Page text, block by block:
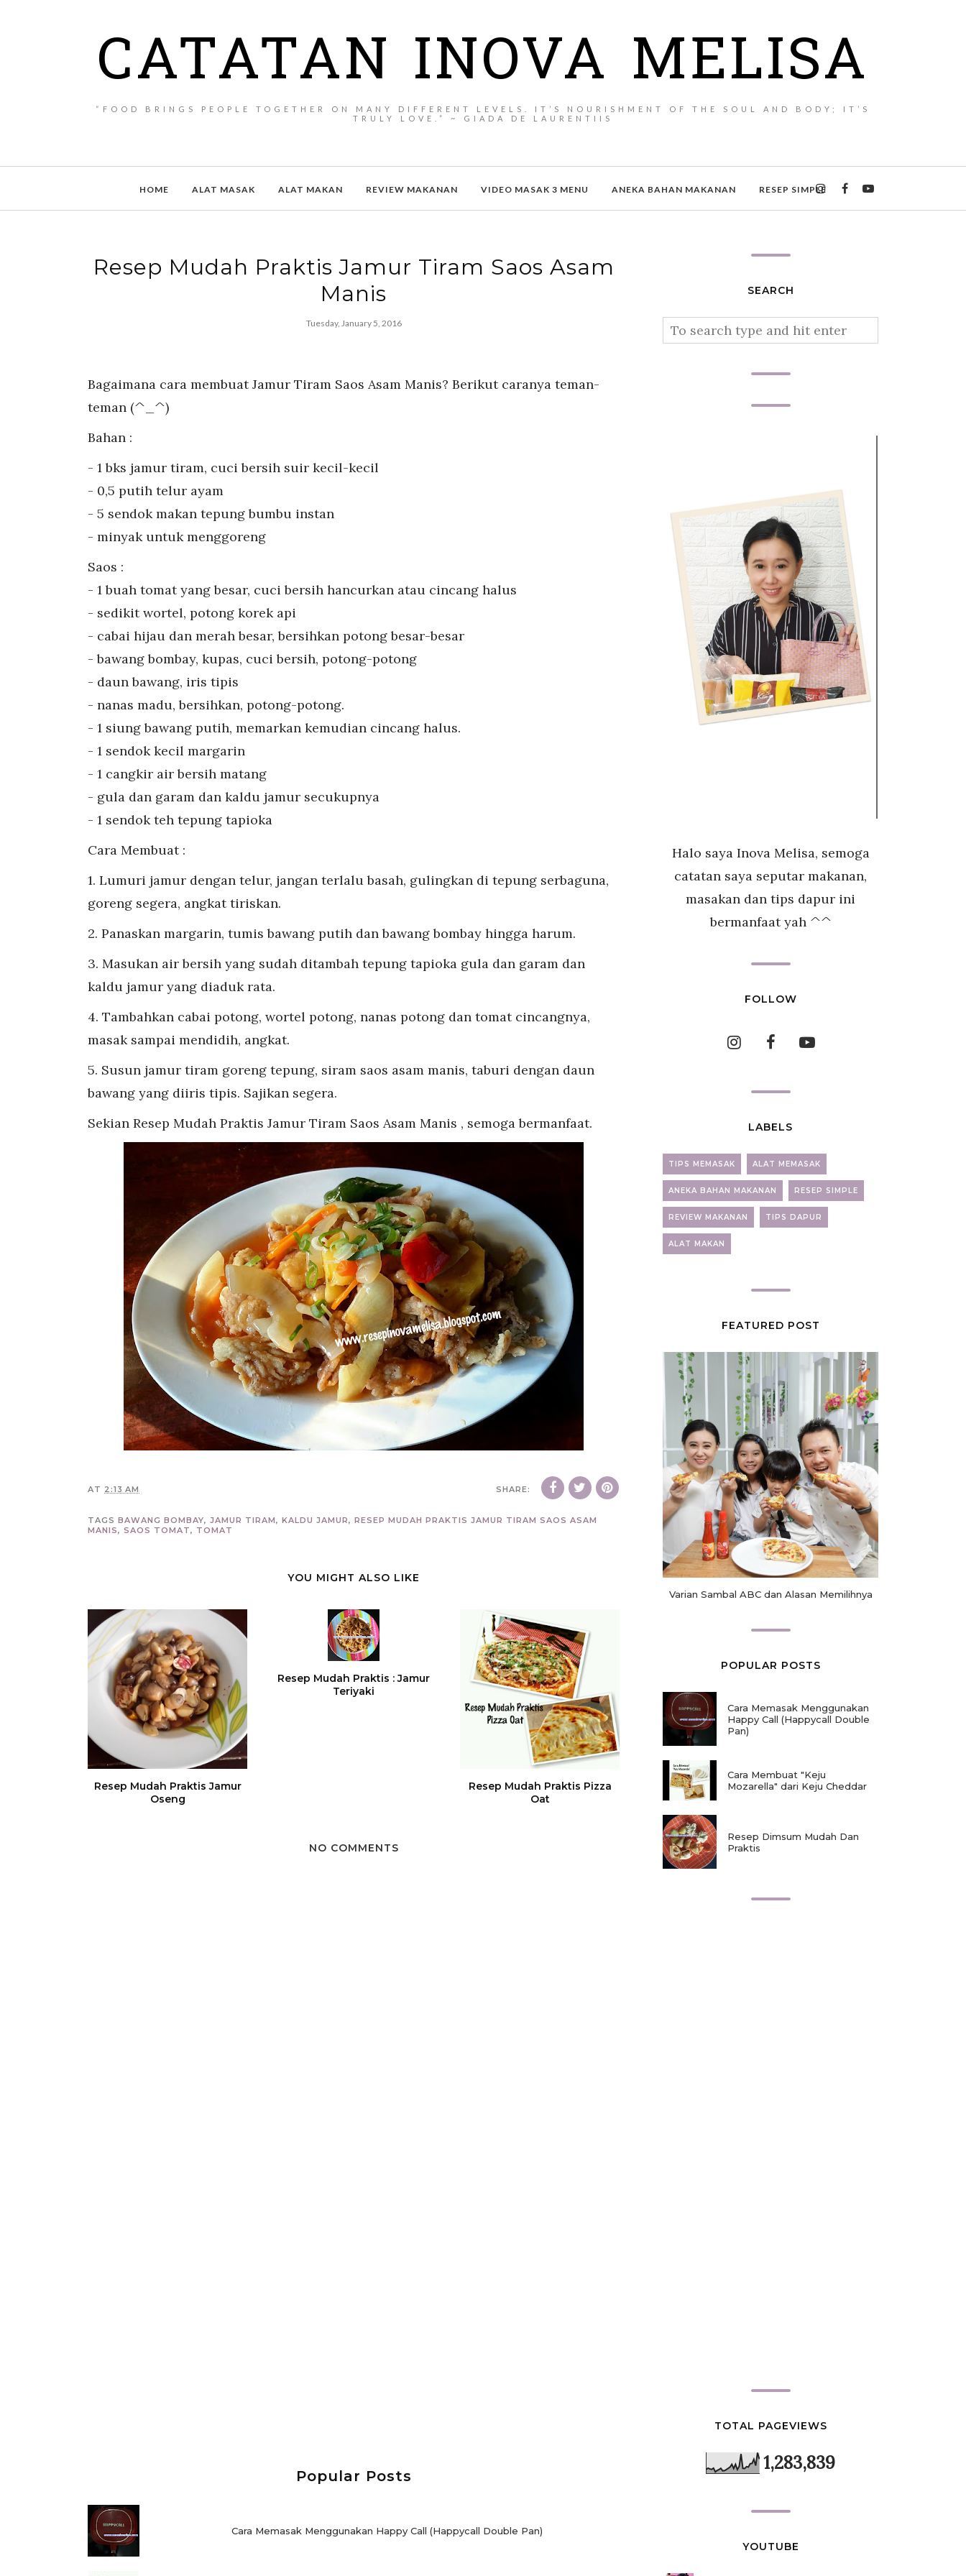
CATATAN INOVA MELISA
“FOOD BRINGS PEOPLE TOGETHER ON MANY DIFFERENT LEVELS. IT’S NOURISHMENT OF THE SOUL AND BODY; IT’S
TRULY LOVE.” ~ GIADA DE LAURENTIIS
HOME ALAT MASAK ALAT MAKAN REVIEW MAKANAN VIDEO MASAK 3 MENU ANEKA BAHAN MAKANAN RESEP SIMPLE
Resep Mudah Praktis Jamur Tiram Saos Asam
Manis
Tuesday, January 5, 2016
Bagaimana cara membuat Jamur Tiram Saos Asam Manis? Berikut caranya teman-
teman (^_^)
Bahan :
- 1 bks jamur tiram, cuci bersih suir kecil-kecil
- 0,5 putih telur ayam
- 5 sendok makan tepung bumbu instan
- minyak untuk menggoreng
Saos :
- 1 buah tomat yang besar, cuci bersih hancurkan atau cincang halus
- sedikit wortel, potong korek api
- cabai hijau dan merah besar, bersihkan potong besar-besar
- bawang bombay, kupas, cuci bersih, potong-potong
- daun bawang, iris tipis
- nanas madu, bersihkan, potong-potong.
- 1 siung bawang putih, memarkan kemudian cincang halus.
- 1 sendok kecil margarin
- 1 cangkir air bersih matang
- gula dan garam dan kaldu jamur secukupnya
- 1 sendok teh tepung tapioka
Cara Membuat :
1. Lumuri jamur dengan telur, jangan terlalu basah, gulingkan di tepung serbaguna,
goreng segera, angkat tiriskan.
2. Panaskan margarin, tumis bawang putih dan bawang bombay hingga harum.
3. Masukan air bersih yang sudah ditambah tepung tapioka gula dan garam dan
kaldu jamur yang diaduk rata.
4. Tambahkan cabai potong, wortel potong, nanas potong dan tomat cincangnya,
masak sampai mendidih, angkat.
5. Susun jamur tiram goreng tepung, siram saos asam manis, taburi dengan daun
bawang yang diiris tipis. Sajikan segera.
Sekian Resep Mudah Praktis Jamur Tiram Saos Asam Manis , semoga bermanfaat.
AT 2:13 AM SHARE:
TAGS BAWANG BOMBAY, JAMUR TIRAM, KALDU JAMUR, RESEP MUDAH PRAKTIS JAMUR TIRAM SAOS ASAM
MANIS, SAOS TOMAT, TOMAT
YOU MIGHT ALSO LIKE
Resep Mudah Praktis Jamur
Oseng
Resep Mudah Praktis : Jamur
Teriyaki
Resep Mudah Praktis Pizza
Oat
NO COMMENTS
Popular Posts
Cara Memasak Menggunakan Happy Call (Happycall Double Pan)
SEARCH
Halo saya Inova Melisa, semoga
catatan saya seputar makanan,
masakan dan tips dapur ini
bermanfaat yah ^^
FOLLOW
LABELS
TIPS MEMASAK ALAT MEMASAK
ANEKA BAHAN MAKANAN RESEP SIMPLE
REVIEW MAKANAN TIPS DAPUR
ALAT MAKAN
FEATURED POST
Varian Sambal ABC dan Alasan Memilihnya
POPULAR POSTS
Cara Memasak Menggunakan
Happy Call (Happycall Double
Pan)
Cara Membuat "Keju
Mozarella" dari Keju Cheddar
Resep Dimsum Mudah Dan
Praktis
TOTAL PAGEVIEWS
1,283,839
YOUTUBE